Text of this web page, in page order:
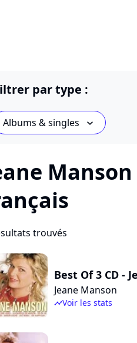
par type :
Albums & singles chevron_bot
trouvés
Best Of 3 CD -
Jeane Manson
timelineVoir les stats